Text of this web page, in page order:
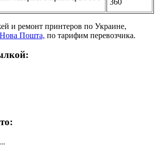
и ремонт принтеров по Украине,
Нова Пошта, по тарифим перевозчика.